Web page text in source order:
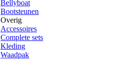
Bellyboat
Bootsteunen
Overig
Accessoires
Complete sets
Kleding
Waadpak